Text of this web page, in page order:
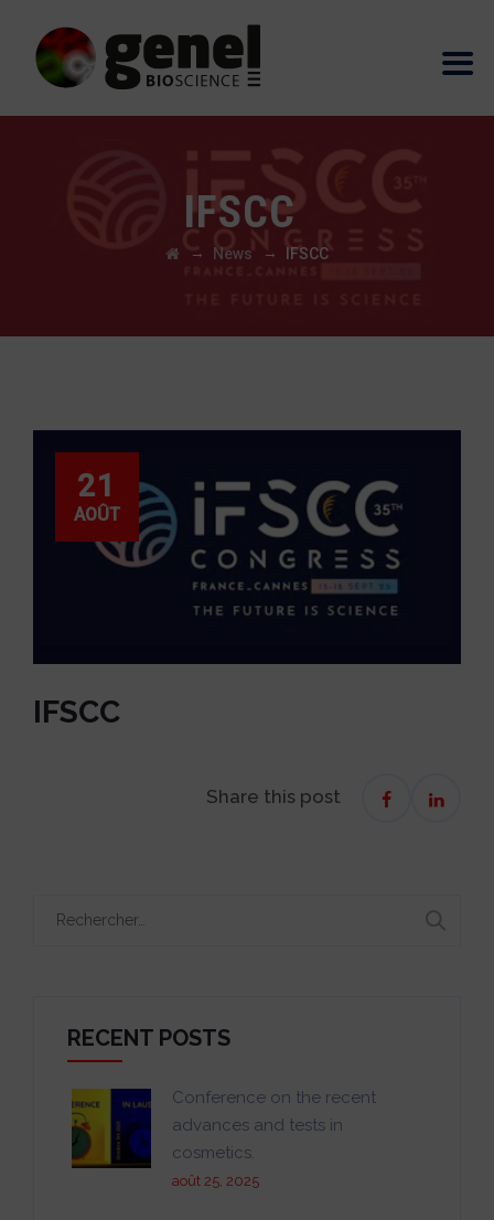
IFSCC
→ News → IFSCC
21
AOÛT
IFSCC
Share this post
Rechercher :
RECENT POSTS
Conference on the recent
advances and tests in
cosmetics.
août 25, 2025